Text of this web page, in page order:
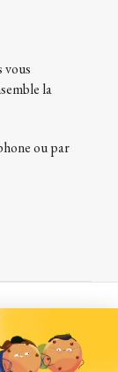
vous
la
ou par
?
Janvry